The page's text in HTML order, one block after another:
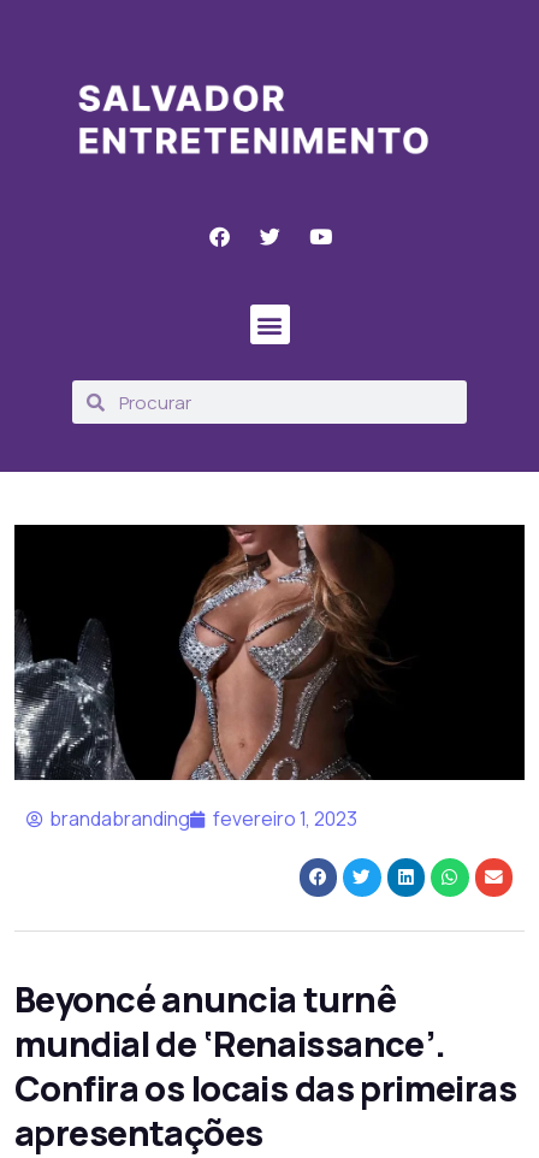
brandabranding fevereiro 1, 2023
Beyoncé anuncia turnê
mundial de ‘Renaissance’.
Confira os locais das primeiras
apresentações